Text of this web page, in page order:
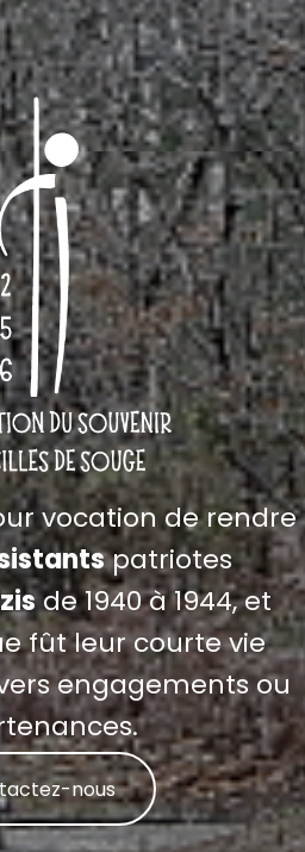
vocation de rendre
patriotes
de 1940 à 1944, et
fût leur courte vie
engagements ou
nous